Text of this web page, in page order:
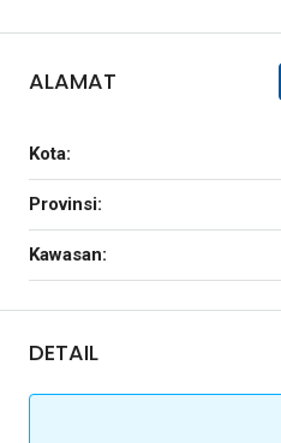
ALAMAT
Kota:
Provinsi:
Kawasan:
DETAIL